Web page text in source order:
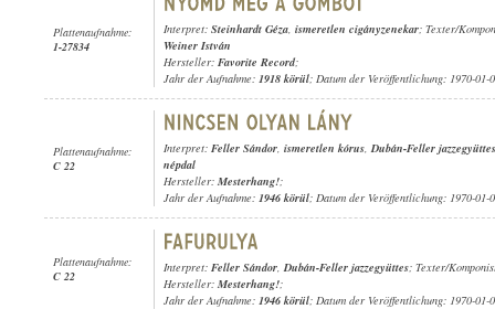
Plattenaufnahme:
1-27834
Interpret: Steinhardt Géza, ismeretlen cigányzenekar; Texter/
Weiner István
Hersteller: Favorite Record;
Jahr der Aufnahme: 1918 körül; Datum der Veröffentlichung: 1970-01-
Plattenaufnahme:
C 22
Interpret: Feller Sándor, ismeretlen kórus,Dubán-Feller jazzegyüttes
népdal
Hersteller: Mesterhang!;
Jahr der Aufnahme: 1946 körül; Datum der Veröffentlichung: 1970-01-
Plattenaufnahme:
C 22
Interpret: Feller Sándor,Dubán-Feller jazzegyüttes; Texter/
Hersteller: Mesterhang!;
Jahr der Aufnahme: 1946 körül; Datum der Veröffentlichung: 1970-01-